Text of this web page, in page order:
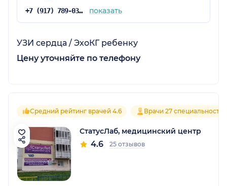
+7 (917) 789-03-03 показать
УЗИ сердца / ЭхоКГ ребенку
Цену уточняйте по телефону
Средний рейтинг врачей 4.6 Врачи 27 специальностей
СтатусЛаб, медицинский центр
4.6 25 отзывов